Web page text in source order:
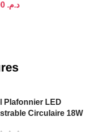
د.م.
Plafonnier LED
Circulaire 18W